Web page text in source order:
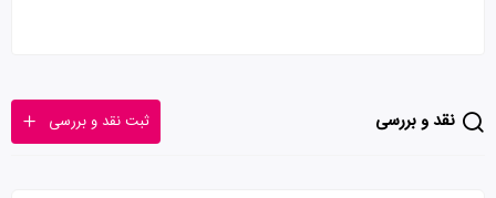
نقد و بررسی ثبت نقد و بررسی